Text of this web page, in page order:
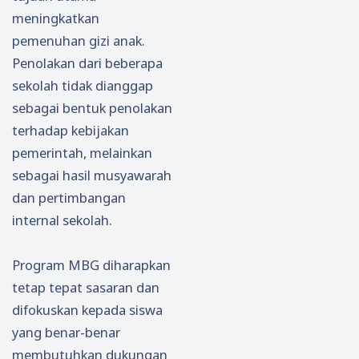
Mem
bayar
meningkatkan
pemenuhan gizi anak.
Penolakan dari beberapa
sekolah tidak dianggap
sebagai bentuk penolakan
terhadap kebijakan
pemerintah, melainkan
sebagai hasil musyawarah
dan pertimbangan
internal sekolah.
Program MBG diharapkan
tetap tepat sasaran dan
difokuskan kepada siswa
yang benar-benar
membutuhkan dukungan